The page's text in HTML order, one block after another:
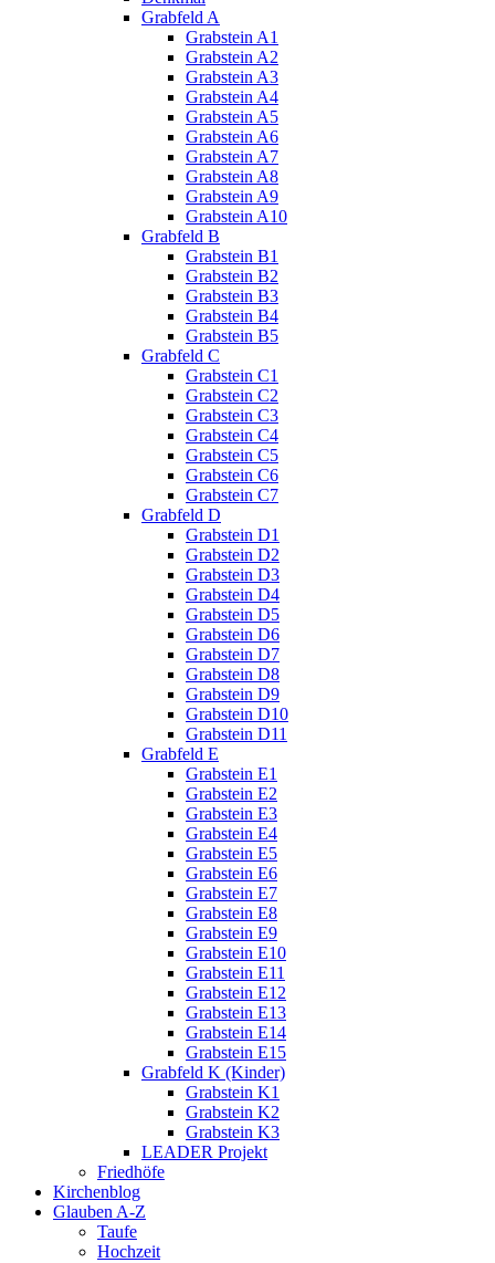
Grabfeld A
Grabstein A1
Grabstein A2
Grabstein A3
Grabstein A4
Grabstein A5
Grabstein A6
Grabstein A7
Grabstein A8
Grabstein A9
Grabstein A10
Grabfeld B
Grabstein B1
Grabstein B2
Grabstein B3
Grabstein B4
Grabstein B5
Grabfeld C
Grabstein C1
Grabstein C2
Grabstein C3
Grabstein C4
Grabstein C5
Grabstein C6
Grabstein C7
Grabfeld D
Grabstein D1
Grabstein D2
Grabstein D3
Grabstein D4
Grabstein D5
Grabstein D6
Grabstein D7
Grabstein D8
Grabstein D9
Grabstein D10
Grabstein D11
Grabfeld E
Grabstein E1
Grabstein E2
Grabstein E3
Grabstein E4
Grabstein E5
Grabstein E6
Grabstein E7
Grabstein E8
Grabstein E9
Grabstein E10
Grabstein E11
Grabstein E12
Grabstein E13
Grabstein E14
Grabstein E15
Grabfeld K (Kinder)
Grabstein K1
Grabstein K2
Grabstein K3
LEADER Projekt
Friedhöfe
Kirchenblog
Glauben A-Z
Taufe
Hochzeit